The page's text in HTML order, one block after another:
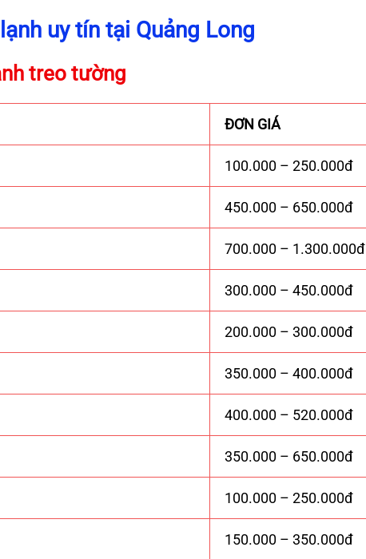
uy tín tại Quảng Long
treo tường
ĐƠN GIÁ
100.000 – 250.000đ
450.000 – 650.000đ
700.000 – 1.300.000đ
300.000 – 450.000đ
200.000 – 300.000đ
350.000 – 400.000đ
400.000 – 520.000đ
350.000 – 650.000đ
100.000 – 250.000đ
150.000 – 350.000đ